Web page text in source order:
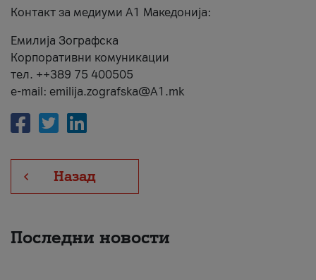
Контакт за медиуми А1 Македонија:
Емилија Зографска
Корпоративни комуникации
тел. ++389 75 400505
e-mail: emilija.zografska@A1.mk
Назад
Последни новости